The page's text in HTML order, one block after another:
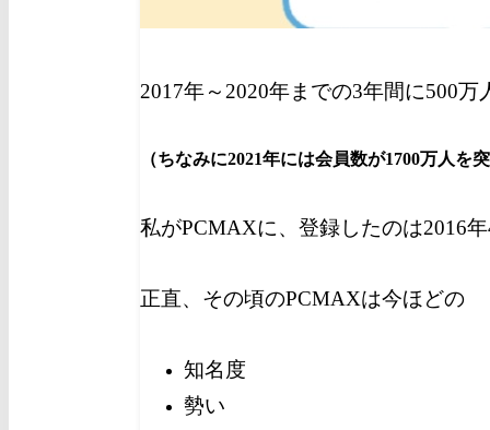
2017年～2020年までの3年間に500
（ちなみに2021年には会員数が1700万人
私がPCMAXに、登録したのは2016
正直、その頃のPCMAXは今ほどの
知名度
勢い